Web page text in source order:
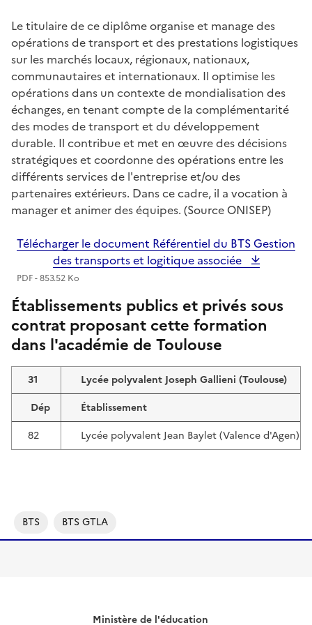
Le titulaire de ce diplôme organise et manage des
opérations de transport et des prestations logistiques
sur les marchés locaux, régionaux, nationaux,
communautaires et internationaux. Il optimise les
opérations dans un contexte de mondialisation des
échanges, en tenant compte de la complémentarité
des modes de transport et du développement
durable. Il contribue et met en œuvre des décisions
stratégiques et coordonne des opérations entre les
différents services de l'entreprise et/ou des
partenaires extérieurs. Dans ce cadre, il a vocation à
manager et animer des équipes. (Source ONISEP)
Télécharger le document Référentiel du BTS Gestion
des transports et logitique associée
PDF - 853.52 Ko
31 Lycée polyvalent Joseph Gallieni (Toulouse)
Établissements publics et privés sous
contrat proposant cette formation
dans l'académie de Toulouse
Dép
Établissement
82
Lycée polyvalent Jean Baylet (Valence d'Agen)
BTS BTS GTLA
Ministère de l'éducation